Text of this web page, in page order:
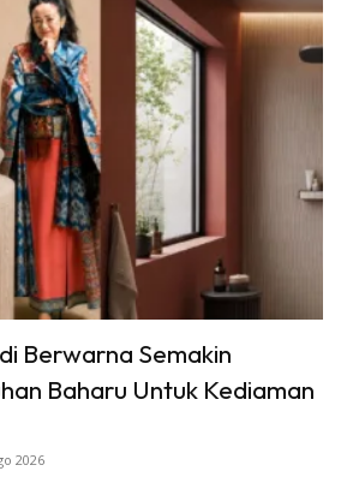
perlu tahu lepas sign
Berwarna Semakin
Baharu Untuk Kediaman
2026